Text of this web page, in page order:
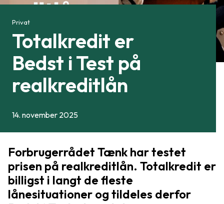
Privat
Totalkredit er
Bedst i Test på
realkreditlån
14. november 2025
Forbrugerrådet Tænk har testet
prisen på realkreditlån. Totalkredit er
billigst i langt de fleste
lånesituationer og tildeles derfor